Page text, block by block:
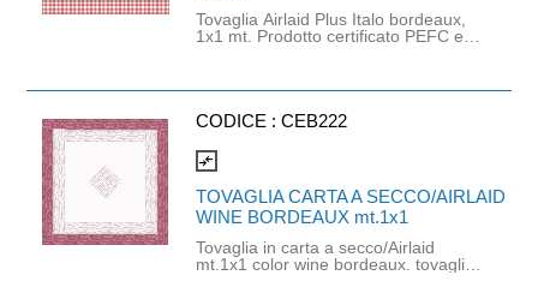
Tovaglia Airlaid Plus Italo bordeaux,
1x1 mt. Prodotto certificato PEFC e
CODICE :CEB222
compare_arrows
TOVAGLIA CARTA A SECCO/AIRLAID
WINE BORDEAUX mt.1x1
Tovaglia in carta a secco/Airlaid
mt.1x1 color wine bordeaux. tovaglia